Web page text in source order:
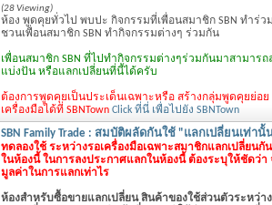
(28 Viewing)
ห้อง พูดคุยทั่วไป พบปะ กิจกรรมที่เพื่อนสมาชิก SBN ทำร่ว
ชวนเพื่อนสมาชิก SBN ทำกิจกรรมต่างๆ ร่วมกัน
เพื่อนสมาชิก SBN ที่ไปทำกิจกรรมต่างๆร่วมกันมาสามาร
แบ่งปัน หรือแลกเปลี่ยนที่นี้ได้ครับ
ต้องการพูดคุยเป็นประเด็นเฉพาะหรือ สร้างกลุ่มพูดคุยย่อ
เครื่องมือได้ที่ SBNTownClick ที่นี่ เพื่อไปยัง SBNTown
SBN Family Trade : สมบัติผลัดกันใช้ "แลกเปลี่ยนเท่านั้
ทดลองใช้ ระหว่างรอเครื่องมือเฉพาะสมาชิกแลกเปลี่ยน
ในห้องนี้ ในการลงประกาศแลกในห้องนี้ ต้องระบุให้ชัดว่า
มูลค่าในการแลกเท่าไร
ห้องสำหรับซื้อขายแลกเปลี่ยน สินค้าของใช้ส่วนตัวระหว่าง